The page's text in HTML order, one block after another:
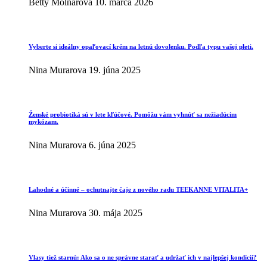
Betty Molnárová 10. marca 2026
Vyberte si ideálny opaľovací krém na letnú dovolenku. Podľa typu vašej pleti.
Nina Murarova 19. júna 2025
Ženské probiotiká sú v lete kľúčové. Pomôžu vám vyhnúť sa nežiadúcim
mykózam.
Nina Murarova 6. júna 2025
Lahodné a účinné – ochutnajte čaje z nového radu TEEKANNE VITALITA+
Nina Murarova 30. mája 2025
Vlasy tiež starnú: Ako sa o ne správne starať a udržať ich v najlepšej kondícii?